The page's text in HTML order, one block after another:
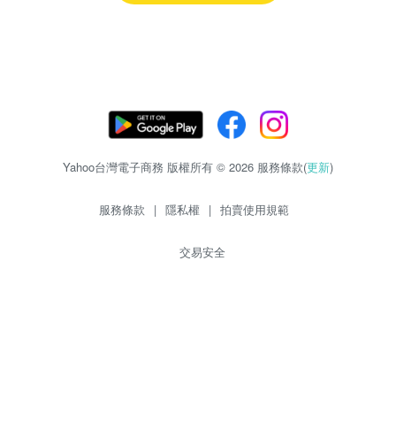
Yahoo台灣電子商務 版權所有 © 2026 服務條款(更新)
服務條款 | 隱私權 | 拍賣使用規範
交易安全